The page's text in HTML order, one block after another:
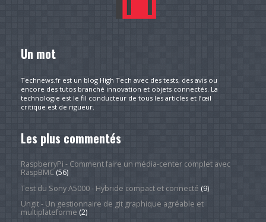
Un mot
Technews.fr est un blog High Tech avec des tests, des avis ou
encore des tutos branché innovation et objets connectés. La
technologie est le fil conducteur de tous les articles et l’œil
critique est de rigueur.
Les plus commentés
RaspberryPi - Comment faire un média-center complet avec
RaspBMC(56)
Test du Sony A5000 - Hybride compact et connecté (9)
Ungit - Un gestionnaire de git graphique agréable et
multiplateforme (2)